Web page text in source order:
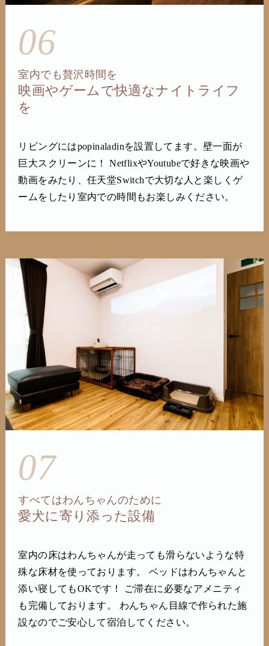
06
室内でも贅沢時間を
映画やゲームで快適なナイトライフ
を
リビングにはpopinaladinを設置してます。壁一面が
巨大スクリーンに！ NetflixやYoutubeで好きな映画や
動画をみたり、任天堂Switchで大切な人と楽しくゲ
ームをしたり室内での時間もお楽しみください。
07
すべてはわんちゃんのために
愛犬に寄り添った設備
室内の床はわんちゃんが走っても滑らないような特
殊な床材を使っております。 ベッドはわんちゃんと
添い寝してもOKです！ ご滞在に必要なアメニティ
も完備しております。 わんちゃん目線で作られた施
設なのでご安心して宿泊してください。